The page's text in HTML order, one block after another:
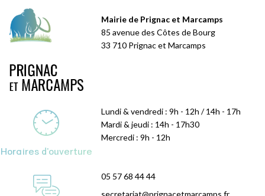
Mairie de Prignac et Marcamps
85 avenue des Côtes de Bourg
33 710 Prignac et Marcamps
Horaires d'ouverture
Lundi & vendredi : 9h - 12h / 14h - 17h
Mardi & jeudi : 14h - 17h30
Mercredi : 9h - 12h
05 57 68 44 44